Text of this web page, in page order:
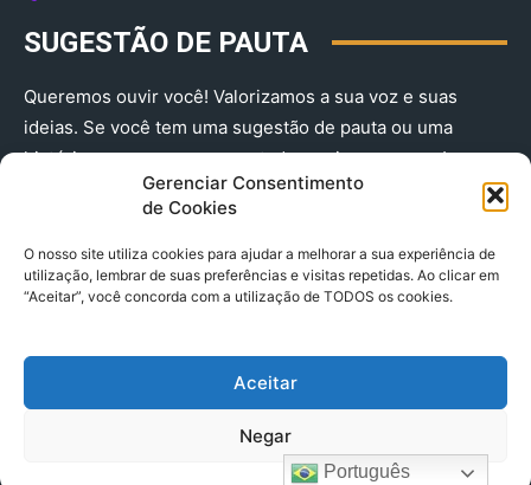
Gerenciar Consentimento
de Cookies
O nosso site utiliza cookies para ajudar a melhorar a sua experiência de
utilização, lembrar de suas preferências e visitas repetidas. Ao clicar em
“Aceitar”, você concorda com a utilização de TODOS os cookies.
Aceitar
Negar
SUGESTÃO DE PAUTA
Queremos ouvir você! Valorizamos a sua voz e suas
ideias. Se você tem uma sugestão de pauta ou uma
história que merece ser contada, envie-nos agora!
(91) 98224 - 3111
© 2025 A Província do Pará CNPJ: 04.901.141/0001-36 End .
Trav. Quintino Bocaiuva 2301, Ed. Rogério Fernandez – Sala
2701- Cremação – CEP 66045.315
Português